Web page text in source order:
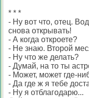
* * *
- Ну вот что, отец.
снова открывать!
- А когда откроете?
- Не знаю. Второй
- Ну что же делать?
- Думай, на то ты
- Может, может где-
- Да где ж я тебе
- Ну я отблагодарю...